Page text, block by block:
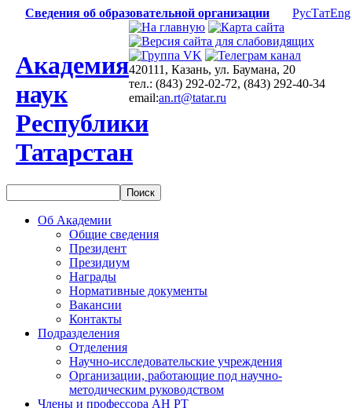
Сведения об образовательной организации РусТатEng
Академия
наук
Республики
Татарстан
420111, Казань, ул. Баумана, 20
тел.: (843) 292-02-72, (843) 292-40-34
email:an.rt@tatar.ru
Об Академии
Общие сведения
Президент
Президиум
Награды
Нормативные документы
Вакансии
Контакты
Подразделения
Отделения
Научно-исследовательские учреждения
Организации, работающие под научно-
методическим руководством
Члены и профессора АН РТ